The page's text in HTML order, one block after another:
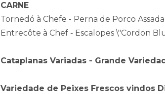
CARNE
Tornedó à Chefe - Perna de Porco
Entrecôte à Chef - Escalopes \"Cordon
Cataplanas Variadas - Grande
Variedade de Peixes Frescos vindos